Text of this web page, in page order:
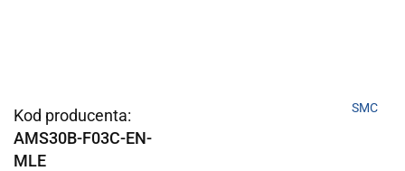
Kod producenta:
AMS30B-F03C-EN-
MLE
SMC